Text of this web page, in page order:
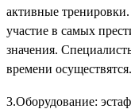
активные
участие в самых
значения.
времени осуществятся.
3.Оборудование: